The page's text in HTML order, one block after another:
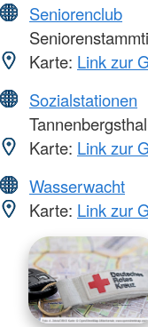
Seniorenclub
Karte: Link zur
Sozialstationen
Karte: Link zur
Wasserwacht
Karte: Link zur